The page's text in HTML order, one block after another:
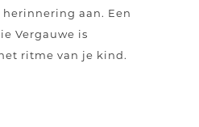
aan. Een
Vergauwe is
ritme van je kind.